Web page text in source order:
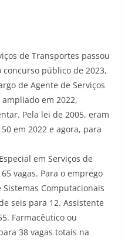
de Transportes passou
concurso público de 2023,
de Agente de Serviços
em 2022,
Pela lei de 2005, eram
em 2022 e agora, para
em Serviços de
vagas. Para o emprego
Computacionais
seis para 12. Assistente
Farmacêutico ou
38 vagas totais na